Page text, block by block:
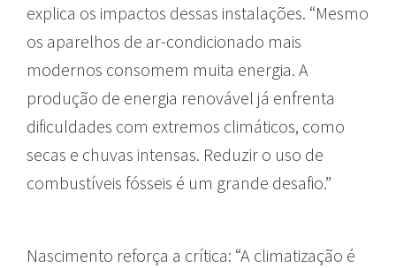
explica os impactos dessas instalações. “Mesmo
os aparelhos de ar-condicionado mais
modernos consomem muita energia. A
produção de energia renovável já enfrenta
dificuldades com extremos climáticos, como
secas e chuvas intensas. Reduzir o uso de
combustíveis fósseis é um grande desafio.”
Nascimento reforça a crítica: “A climatização é